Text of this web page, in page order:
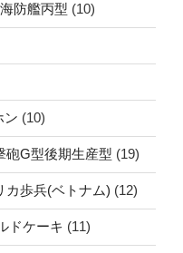
防艦丙型 (10)
(10)
G型後期生産型 (19)
歩兵(ベトナム) (12)
ドケーキ (11)